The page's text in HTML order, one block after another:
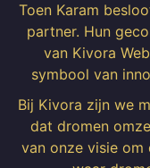
Toen Karam
partner. Hun
van Kivora
symbool van
Bij Kivora zijn we
dat dromen
van onze visie